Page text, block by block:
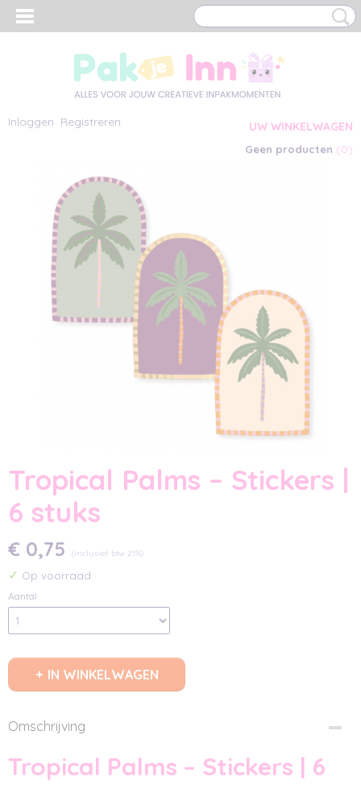
Inloggen Registreren UW WINKELWAGEN
Geen producten (0)
Tropical Palms – Stickers |
6 stuks
€ 0,75 (inclusief btw 21%)
✓ Op voorraad
Aantal
IN WINKELWAGEN
Omschrijving
Tropical Palms – Stickers | 6